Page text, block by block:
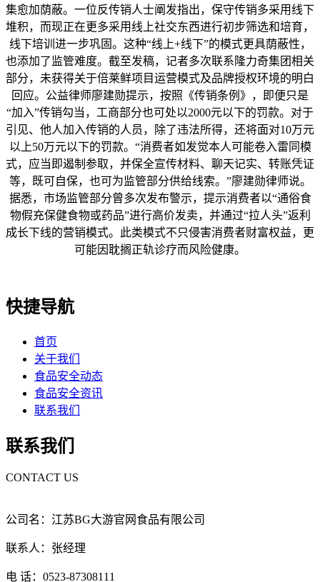
集愈加荫蔽。一位反传销人士阐发指出，保守传销多采用线下
堆积，而现正在更多采用线上社交东西进行初步筛选和培育，
线下培训进一步巩固。这种“线上+线下”的模式更具荫蔽性，
也添加了监管难度。截至发稿，记者多次联系隆力奇集团相关
部分，未获得关于倍莱鲜项目运营模式及品牌授权环境的明白
回应。公益律师廖建勋提示，按照《传销条例》，即便只是
“加入”传销勾当，工商部分也可处以2000元以下的罚款。对于
引见、他人加入传销的人员，除了违法所得，还将面对10万元
以上50万元以下的罚款。“消费者如发觉本人可能卷入雷同模
式，应当即遏制参取，并保全宣传材料、聊天记实、转账凭证
等，既可自保，也可为监管部分供给线索。”廖建勋律师说。
据悉，市场监管部分曾多次发布警示，提示消费者以“通俗食
物假充保健食物或药品”进行高价发卖，并通过“拉人头”返利
成长下线的营销模式。此类模式不只侵害消费者财富权益，更
可能因耽搁正轨诊疗而风险健康。
快捷导航
首页
关于我们
食品安全动态
食品安全资讯
联系我们
联系我们
CONTACT US
公司名：江苏BG大游官网食品有限公司
联系人：张经理
电 话：0523-87308111